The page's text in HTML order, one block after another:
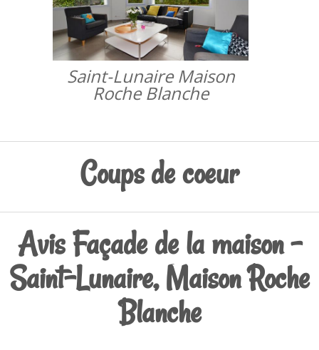
Saint-Lunaire Maison
Roche Blanche
Coups de coeur
Avis Façade de la maison -
Saint-Lunaire, Maison Roche
Blanche